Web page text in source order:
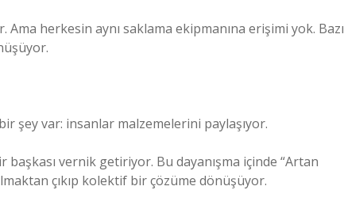
herkesin aynı saklama ekipmanına erişimi yok. Bazı
şey var: insanlar malzemelerini paylaşıyor.
başkası vernik getiriyor. Bu dayanışma içinde “Artan
çıkıp kolektif bir çözüme dönüşüyor.